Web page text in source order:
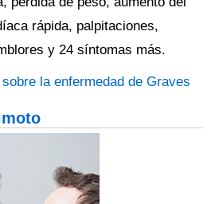
rápida, palpitaciones,
y 24 síntomas más.
la enfermedad de Graves